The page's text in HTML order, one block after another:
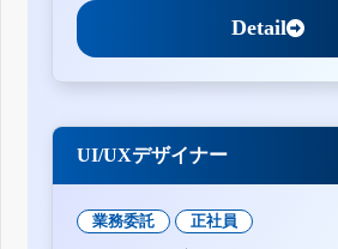
Detail
UI/UXデザイナー
業務委託 正社員